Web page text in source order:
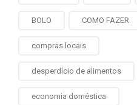
BOLO COMO FAZER
compras locais
desperdício de alimentos
economia doméstica